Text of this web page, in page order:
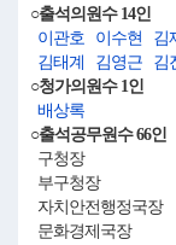
○출석의원수 14인
이관호
이수현 김
김태계
김영근 김
○청가의원수 1인
배상록
○출석공무원수 66인
구청장
부구청장
자치안전행정국장
문화경제국장